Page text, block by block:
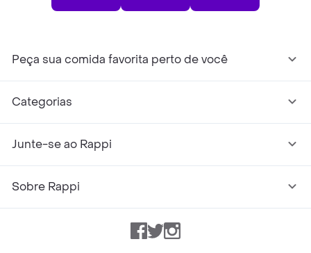
Peça sua comida favorita perto de você
Categorias
Junte-se ao Rappi
Sobre Rappi
Facebook
TwitterInstagram